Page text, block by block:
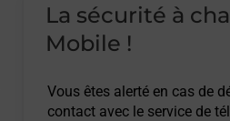
La sécurité à
Mobile !
Vous êtes alerté en cas de
contact avec le service de